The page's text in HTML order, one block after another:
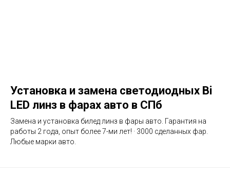
Установка и замена светодиодных Bi
LED линз в фарах авто в СПб
Замена и установка билед линз в фары авто. Гарантия на
работы 2 года, опыт более 7-ми лет! · 3000 сделанных фар.
Любые марки авто.